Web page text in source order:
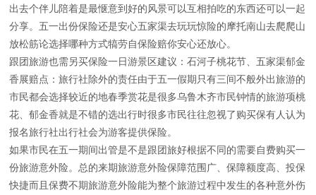
出去个伴儿陪着是最惬意到好的风景可以互相拍吃的东西还可以一起
分享。五一出份保险还是安心五家渠去玩玩惊险的摩托南山去爬爬山
放松筋论选择哪种方式犒劳自保险赔你安心还放心。
跟团旅游也需另买保险一日游景区建议：石河子桃花节、五家渠郁金
香展赔点：旅行社除外的责任由于五一假期只有三间不般外出旅游的
市民都会选择较近的地春季赏花是很多乌鲁木齐市民钟情的旅游项桃
花、郁金香就是不错的选出行时很多市民往往忽视了购买保有人认为
报名旅行社出行社会为游客提供保险。
如果市民在五一期间出管是不是跟团旅好根据不同的需要自费购买一
份旅游意外险。总的来期旅游意外险保障范围广、保障额度高、投保
快捷而且保费不期旅游意外险能为整个旅游过程中发生的各种意外伤